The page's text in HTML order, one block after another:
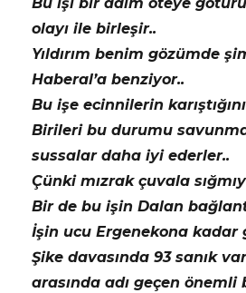
olayı ile birleşir..
Yıldırım benim gözümde
Haberal’a benziyor..
Bu işe ecinnilerin
Birileri bu durumu
sussalar daha iyi ederler..
Çünki mızrak çuvala
Bir de bu işin Dalan
İşin ucu Ergenekona kadar
Şike davasında 93 sanık
arasında adı geçen önemli